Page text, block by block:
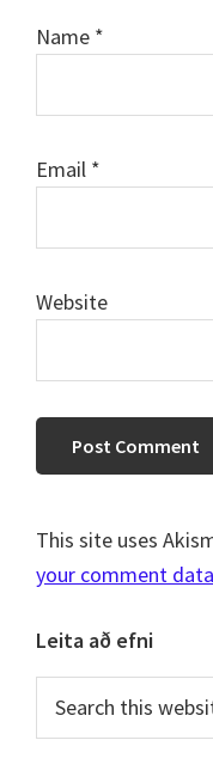
Name *
Email *
Website
This site uses
your comment
Primary
Sidebar
Leita að efni
this
website